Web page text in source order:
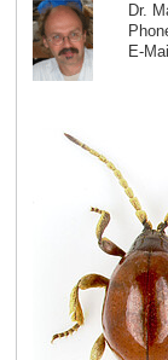
Dr.
E-